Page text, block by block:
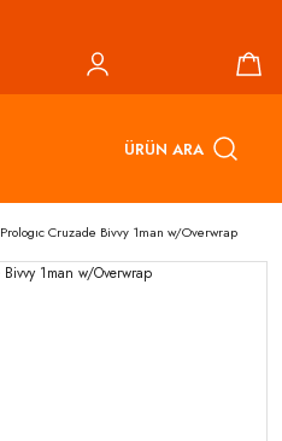
ÜRÜN ARA
Prologıc Cruzade Bivvy 1man w/Overwrap